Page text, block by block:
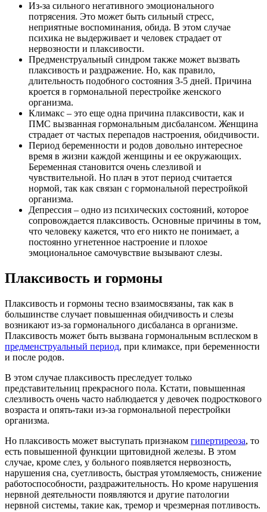
Из-за сильного негативного эмоционального
потрясения. Это может быть сильный стресс,
неприятные воспоминания, обида. В этом случае
психика не выдерживает и человек страдает от
нервозности и плаксивости.
Предменструальный синдром также может вызвать
плаксивость и раздражение. Но, как правило,
длительность подобного состояния 3-5 дней. Причина
кроется в гормональной перестройке женского
организма.
Климакс – это еще одна причина плаксивости, как и
ПМС вызванная гормональным дисбалансом. Женщина
страдает от частых перепадов настроения, обидчивости.
Период беременности и родов довольно интересное
время в жизни каждой женщины и ее окружающих.
Беременная становится очень слезливой и
чувствительной. Но плач в этот период считается
нормой, так как связан с гормональной перестройкой
организма.
Депрессия – одно из психических состояний, которое
сопровождается плаксивость. Основные причины в том,
что человеку кажется, что его никто не понимает, а
постоянно угнетенное настроение и плохое
эмоциональное самочувствие вызывают слезы.
Плаксивость и гормоны
Плаксивость и гормоны тесно взаимосвязаны, так как в
большинстве случает повышенная обидчивость и слезы
возникают из-за гормонального дисбаланса в организме.
Плаксивость может быть вызвана гормональным всплеском в
предменструальный период, при климаксе, при беременности
и после родов.
В этом случае плаксивость преследует только
представительниц прекрасного пола. Кстати, повышенная
слезливость очень часто наблюдается у девочек подросткового
возраста и опять-таки из-за гормональной перестройки
организма.
Но плаксивость может выступать признаком гипертиреоза, то
есть повышенной функции щитовидной железы. В этом
случае, кроме слез, у больного появляется нервозность,
нарушения сна, суетливость, быстрая утомляемость, снижение
работоспособности, раздражительность. Но кроме нарушения
нервной деятельности появляются и другие патологии
нервной системы, такие как, тремор и чрезмерная потливость.